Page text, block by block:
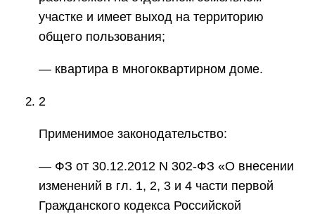
участке и имеет выход на территорию
общего пользования;
— квартира в многоквартирном доме.
2
Применимое законодательство:
— ФЗ от 30.12.2012 N 302-ФЗ «О внесении
изменений в гл. 1, 2, 3 и 4 части первой
Гражданского кодекса Российской